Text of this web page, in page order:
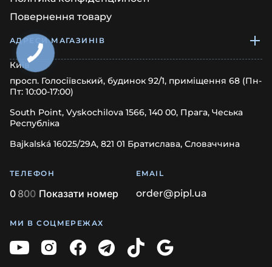
Повернення товару
АДРЕСИ МАГАЗИНІВ
Київ
просп. Голосіївський, будинок 92/1, приміщення 68 (Пн-
Пт: 10:00-17:00)
South Point, Vyskochilova 1566, 140 00, Прага, Чеська
Республіка
Bajkalská 16025/29A, 821 01 Братислава, Словаччина
ТЕЛЕФОН
0 800 Показати номер
EMAIL
order@pipl.ua
МИ В СОЦМЕРЕЖАХ